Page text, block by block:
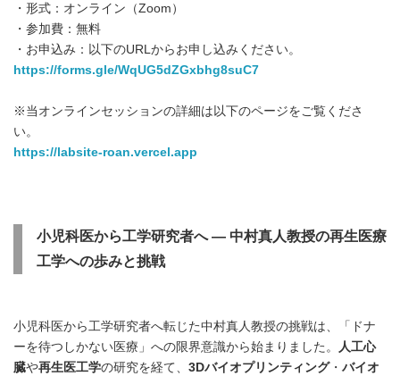
・形式：オンライン（Zoom）
・参加費：無料
・お申込み：以下のURLからお申し込みください。
https://forms.gle/WqUG5dZGxbhg8suC7
※当オンラインセッションの詳細は以下のページをご覧くださ
い。
https://labsite-roan.vercel.app
小児科医から工学研究者へ ― 中村真人教授の再生医療
工学への歩みと挑戦
小児科医から工学研究者へ転じた中村真人教授の挑戦は、「ドナ
ーを待つしかない医療」への限界意識から始まりました。
人工心
臓や再生医工学の研究を経て、 3Dバイオプリンティング・ バイオ